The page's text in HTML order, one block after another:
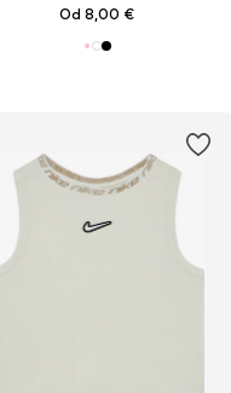
Od 8,00 €